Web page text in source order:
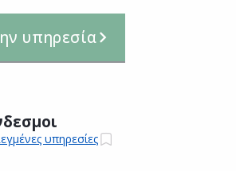
υπηρεσία
υπηρεσίες